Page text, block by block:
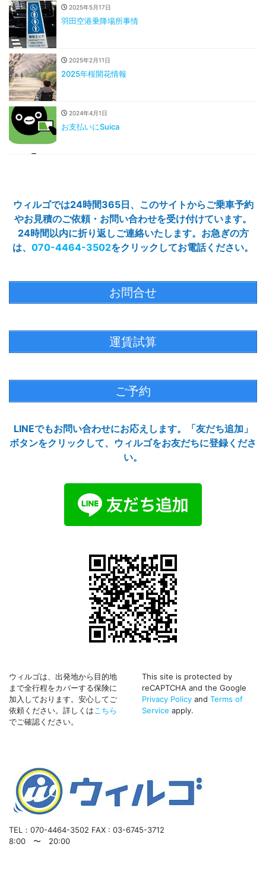
2025年5月17日
羽田空港乗降場所事情
2025年2月11日
2025年桜開花情報
2024年4月1日
お支払いにSuica
ウィルゴでは24時間365日、このサイトからご乗車予約
やお見積のご依頼・お問い合わせを受け付けています。
24時間以内に折り返しご連絡いたします。お急ぎの方
は、 070-4464-3502をクリックしてお電話ください。
お問合せ
運賃試算
ご予約
LINEでもお問い合わせにお応えします。「友だち追加」
ボタンをクリックして、ウィルゴをお友だちに登録くださ
い。
ウィルゴは、出発地から目的地
まで全行程をカバーする保険に
加入しております。安心してご
依頼ください。詳しくは こちら
でご確認ください。
This site is protected by
reCAPTCHA and the Google
Privacy Policy and Terms of
Service apply.
TEL：070-4464-3502 FAX : 03-6745-3712
8:00 〜 20:00